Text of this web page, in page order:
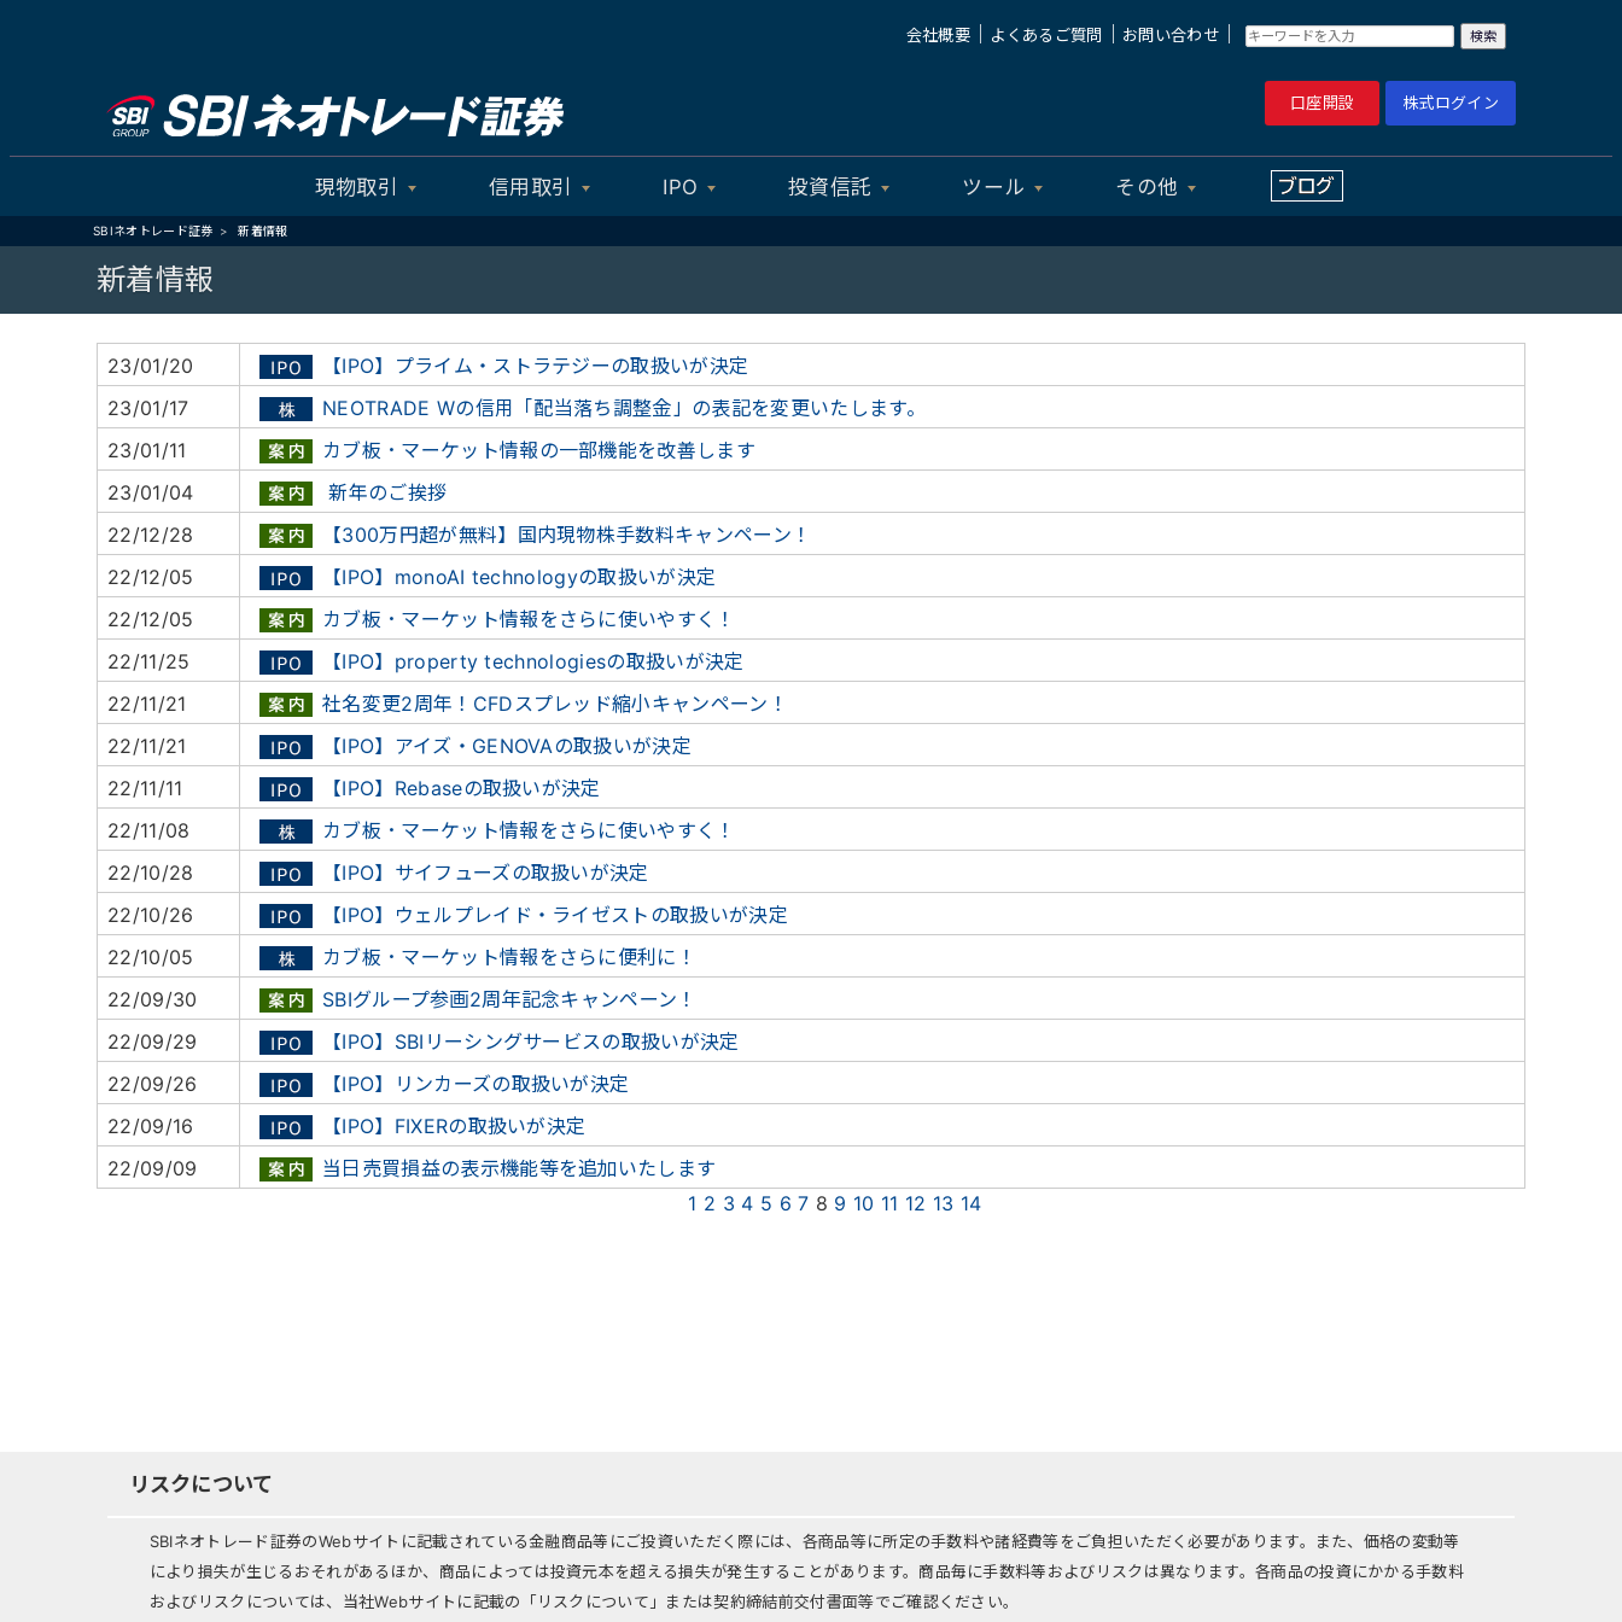
会社概要 よくあるご質問 お問い合わせ｜
口座開設 株式ログイン
現物取引 信用取引 IPO 投資信託 ツール その他
SBIネオトレード証券 新着情報
新着情報
23/01/20
【IPO】プライム・ストラテジーの取扱いが決定
23/01/17
NEOTRADE Wの信用「配当落ち調整金」の表記を変更いたします。
23/01/11
カブ板・マーケット情報の一部機能を改善します
23/01/04
新年のご挨拶
22/12/28
【300万円超が無料】国内現物株手数料キャンペーン！
22/12/05
【IPO】monoAI technologyの取扱いが決定
22/12/05
カブ板・マーケット情報をさらに使いやすく！
22/11/25
【IPO】property technologiesの取扱いが決定
22/11/21
社名変更2周年！CFDスプレッド縮小キャンペーン！
22/11/21
【IPO】アイズ・GENOVAの取扱いが決定
22/11/11
【IPO】Rebaseの取扱いが決定
22/11/08
カブ板・マーケット情報をさらに使いやすく！
22/10/28
【IPO】サイフューズの取扱いが決定
22/10/26
【IPO】ウェルプレイド・ライゼストの取扱いが決定
22/10/05
カブ板・マーケット情報をさらに便利に！
22/09/30
SBIグループ参画2周年記念キャンペーン！
22/09/29
【IPO】SBIリーシングサービスの取扱いが決定
22/09/26
【IPO】リンカーズの取扱いが決定
22/09/16
【IPO】FIXERの取扱いが決定
22/09/09
当日売買損益の表示機能等を追加いたします
1 2 3 4 5 67 8 9 10 11 12 13 14
リスクについて
SBIネオトレード証券のWebサイトに記載されている金融商品等にご投資いただく際には、各商品等に所定の手数料や諸経費等をご負担いただく必要があります。また、価格の変動等
により損失が生じるおそれがあるほか、商品によっては投資元本を超える損失が発生することがあります。商品毎に手数料等およびリスクは異なります。各商品の投資にかかる手数料
およびリスクについては、当社Webサイトに記載の「リスクについて」または契約締結前交付書面等でご確認ください。